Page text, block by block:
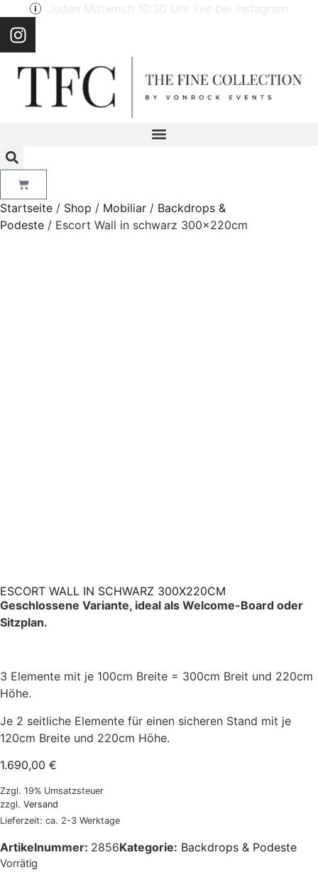
Jeden Mittwoch 10:30 Uhr live bei Instagram
Startseite / Shop / Mobiliar / Backdrops &
Podeste / Escort Wall in schwarz 300x220cm
ESCORT WALL IN SCHWARZ 300X220CM
Geschlossene Variante, ideal als Welcome-Board oder
Sitzplan.
3 Elemente mit je 100cm Breite = 300cm Breit und 220cm
Höhe.
Je 2 seitliche Elemente für einen sicheren Stand mit je
120cm Breite und 220cm Höhe.
1.690,00 €
Zzgl. 19% Umsatzsteuer
zzgl. Versand
Lieferzeit: ca. 2-3 Werktage
Artikelnummer: 2856Kategorie: Backdrops & Podeste
Vorrätig